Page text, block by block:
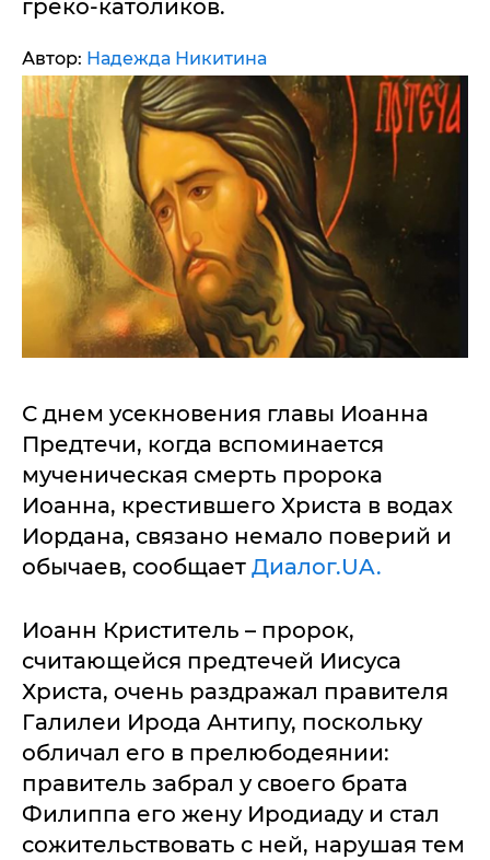
греко-католиков.
Автор: Надежда Никитина
С днем усекновения главы Иоанна
Предтечи, когда вспоминается
мученическая смерть пророка
Иоанна, крестившего Христа в водах
Иордана, связано немало поверий и
обычаев, сообщает Диалог.UA.
Иоанн Криститель – пророк,
считающейся предтечей Иисуса
Христа, очень раздражал правителя
Галилеи Ирода Антипу, поскольку
обличал его в прелюбодеянии:
правитель забрал у своего брата
Филиппа его жену Иродиаду и стал
сожительствовать с ней, нарушая тем